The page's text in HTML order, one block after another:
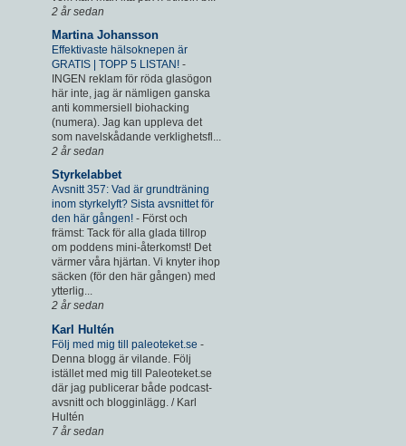
2 år sedan
Martina Johansson
Effektivaste hälsoknepen är
GRATIS | TOPP 5 LISTAN! -
INGEN reklam för röda glasögon
här inte, jag är nämligen ganska
anti kommersiell biohacking
(numera). Jag kan uppleva det
som navelskådande verklighetsfl...
2 år sedan
Styrkelabbet
Avsnitt 357: Vad är grundträning
inom styrkelyft? Sista avsnittet för
den här gången! - Först och
främst: Tack för alla glada tillrop
om poddens mini-återkomst! Det
värmer våra hjärtan. Vi knyter ihop
säcken (för den här gången) med
ytterlig...
2 år sedan
Karl Hultén
Följ med mig till paleoteket.se -
Denna blogg är vilande. Följ
istället med mig till Paleoteket.se
där jag publicerar både podcast-
avsnitt och blogginlägg. / Karl
Hultén
7 år sedan